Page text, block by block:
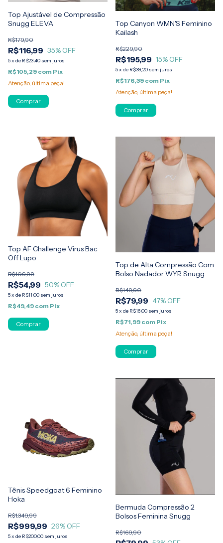
Top Ajustável de Compressão
Snugg ELEVA
R$116,99
R$179,90
35% OFF
5x de R$23,40 sem juros
R$105,29 com Pix
Atenção, última peça!
Comprar
Top Canyon WMN'S Feminino
Kailash
R$195,99
R$229,90
15% OFF
5x de R$39,20 sem juros
R$176,39 com Pix
Atenção, última peça!
Comprar
Top AF Challenge Virus Bac
Off Lupo
R$54,99
R$109,99
50% OFF
5x de R$11,00 sem juros
R$49,49 com Pix
Comprar
Top de Alta Compressão Com
Bolso Nadador WYR Snugg
R$79,99
R$149,90
47% OFF
5x de R$16,00 sem juros
R$71,99 com Pix
Atenção, última peça!
Comprar
Tênis Speedgoat 6 Feminino
Hoka
R$999,99
R$1.349,99
26% OFF
5x de R$200,00 sem juros
Bermuda Compressão 2
Bolsos Feminina Snugg
R$169,90